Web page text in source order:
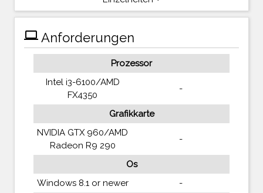
computer Anforderungen
Prozessor
Intel i3-6100/AMD
FX4350
-
Grafikkarte
NVIDIA GTX 960/AMD
Radeon R9 290
-
Os
Windows 8.1 or newer
-